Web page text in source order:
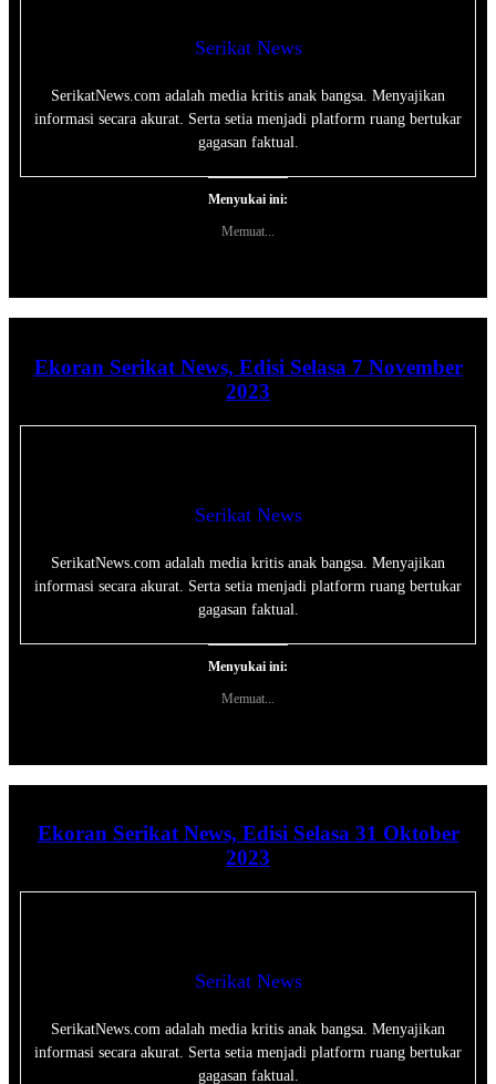
Serikat News
SerikatNews.com adalah media kritis anak bangsa. Menyajikan
informasi secara akurat. Serta setia menjadi platform ruang bertukar
gagasan faktual.
Menyukai ini:
Memuat...
Ekoran Serikat News, Edisi Selasa 7 November
2023
Serikat News
SerikatNews.com adalah media kritis anak bangsa. Menyajikan
informasi secara akurat. Serta setia menjadi platform ruang bertukar
gagasan faktual.
Menyukai ini:
Memuat...
Ekoran Serikat News, Edisi Selasa 31 Oktober
2023
Serikat News
SerikatNews.com adalah media kritis anak bangsa. Menyajikan
informasi secara akurat. Serta setia menjadi platform ruang bertukar
gagasan faktual.